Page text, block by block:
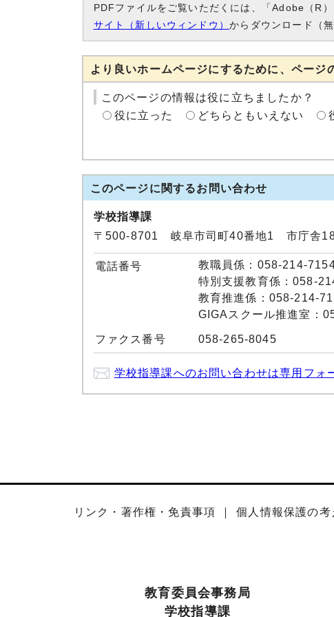
PDFファイルをご覧いただくには、「Adobe（R
サイト（新しいウィンドウ）からダウンロード（
より良いホームページにするために、ページ
このページの情報は役に立ちましたか？
役に立った
どちらともいえない
このページに関するお問い合わせ
学校指導課
〒500-8701 岐阜市司町40番地1 市庁舎
電話番号
教職員係：058-214-
特別支援教育係：058-
教育推進係：058-214-
GIGAスクール推進室：
ファクス番号 058-265-8045
学校指導課へのお問い合わせは専用フォ
リンク・著作権・免責事項 個人情報保護の考
教育委員会事務局
学校指導課